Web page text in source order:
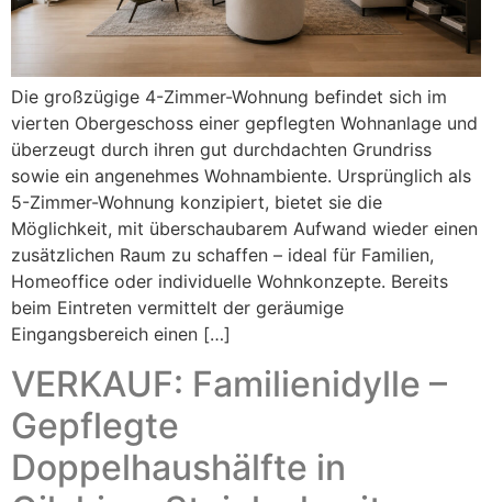
Die großzügige 4-Zimmer-Wohnung befindet sich im
vierten Obergeschoss einer gepflegten Wohnanlage und
überzeugt durch ihren gut durchdachten Grundriss
sowie ein angenehmes Wohnambiente. Ursprünglich als
5-Zimmer-Wohnung konzipiert, bietet sie die
Möglichkeit, mit überschaubarem Aufwand wieder einen
zusätzlichen Raum zu schaffen – ideal für Familien,
Homeoffice oder individuelle Wohnkonzepte. Bereits
beim Eintreten vermittelt der geräumige
Eingangsbereich einen […]
VERKAUF: Familienidylle –
Gepflegte
Doppelhaushälfte in